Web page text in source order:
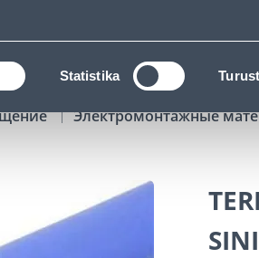
Statistika
АРЕНДА ИНСТРУМЕНТОВ
Электромонтажные